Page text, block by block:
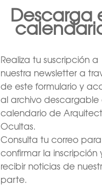
Descarga
Realiza tu suscripción a
nuestra newsletter a
de este formulario y
al archivo descargable
calendario de
Ocultas.
Consulta tu correo para
confirmar la inscripción
recibir noticias de
parte.